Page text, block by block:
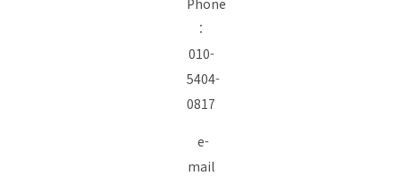
:
010-
5404-
0817
e-
mail